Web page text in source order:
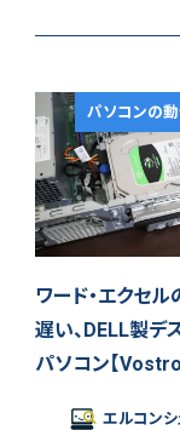
パソコンの
ワード・エクセ
遅い、DELL製デ
パソコン【
エルコン